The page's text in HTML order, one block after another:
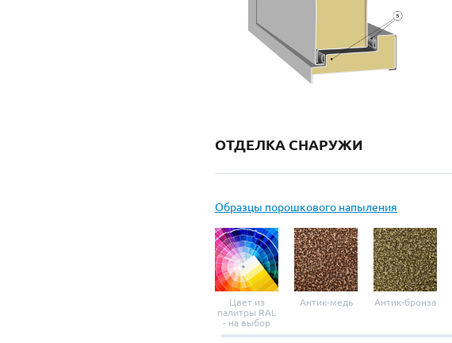
ОТДЕЛКА СНАРУЖИ
Образцы порошкового напыления
Цвет из
палитры RAL
- на выбор
Антик-медь Антик-бронза